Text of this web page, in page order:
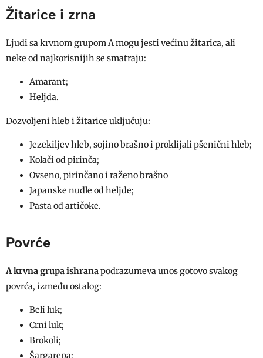
Žitarice i zrna
Ljudi sa krvnom grupom A mogu jesti većinu žitarica, ali
neke od najkorisnijih se smatraju:
Amarant;
Heljda.
Dozvoljeni hleb i žitarice uključuju:
Jezekiljev hleb, sojino brašno i proklijali pšenični hleb;
Kolači od pirinča;
Ovseno, pirinčano i raženo brašno
Japanske nudle od heljde;
Pasta od artičoke.
Povrće
A krvna grupa ishranapodrazumeva unos gotovo svakog
povrća, između ostalog:
Beli luk;
Crni luk;
Brokoli;
Šargarepa;